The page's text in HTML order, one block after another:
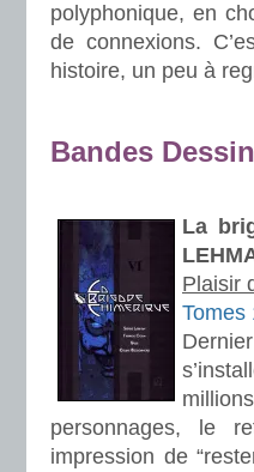
polyphonique, en
de connexions.
histoire, un peu à
Bandes
La
Plaisir
Tomes
personnages, le
impression de